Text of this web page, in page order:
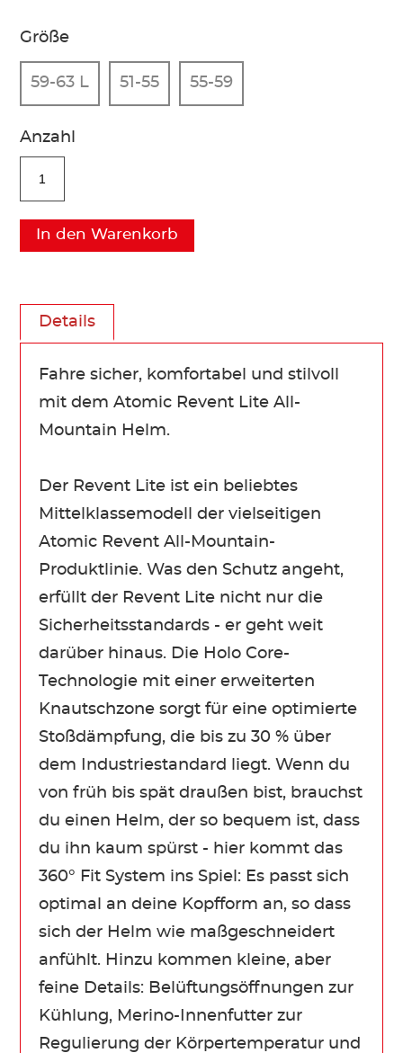
Größe
59-63 L 51-55 55-59
Anzahl
In den Warenkorb
Details
Fahre sicher, komfortabel und stilvoll
mit dem Atomic Revent Lite All-
Mountain Helm.
Der Revent Lite ist ein beliebtes
Mittelklassemodell der vielseitigen
Atomic Revent All-Mountain-
Produktlinie. Was den Schutz angeht,
erfüllt der Revent Lite nicht nur die
Sicherheitsstandards - er geht weit
darüber hinaus. Die Holo Core-
Technologie mit einer erweiterten
Knautschzone sorgt für eine optimierte
Stoßdämpfung, die bis zu 30 % über
dem Industriestandard liegt. Wenn du
von früh bis spät draußen bist, brauchst
du einen Helm, der so bequem ist, dass
du ihn kaum spürst - hier kommt das
360° Fit System ins Spiel: Es passt sich
optimal an deine Kopfform an, so dass
sich der Helm wie maßgeschneidert
anfühlt. Hinzu kommen kleine, aber
feine Details: Belüftungsöffnungen zur
Kühlung, Merino-Innenfutter zur
Regulierung der Körpertemperatur und